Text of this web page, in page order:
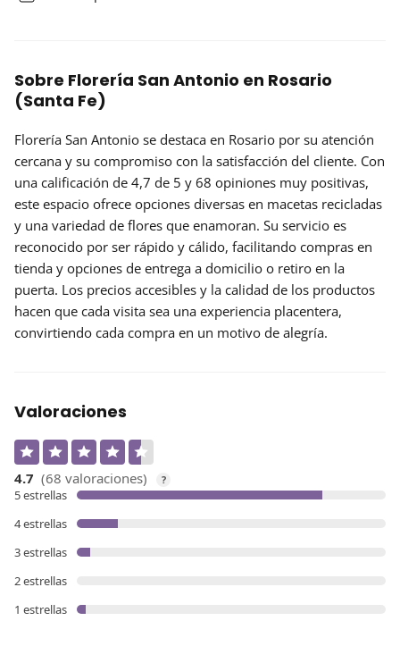
Sobre Florería San Antonio en Rosario
(Santa Fe)
Florería San Antonio se destaca en Rosario por su atención
cercana y su compromiso con la satisfacción del cliente. Con
una calificación de 4,7 de 5 y 68 opiniones muy positivas,
este espacio ofrece opciones diversas en macetas recicladas
y una variedad de flores que enamoran. Su servicio es
reconocido por ser rápido y cálido, facilitando compras en
tienda y opciones de entrega a domicilio o retiro en la
puerta. Los precios accesibles y la calidad de los productos
hacen que cada visita sea una experiencia placentera,
convirtiendo cada compra en un motivo de alegría.
Valoraciones
4.7 (68 valoraciones) ?
5 estrellas
4 estrellas
3 estrellas
2 estrellas
1 estrellas